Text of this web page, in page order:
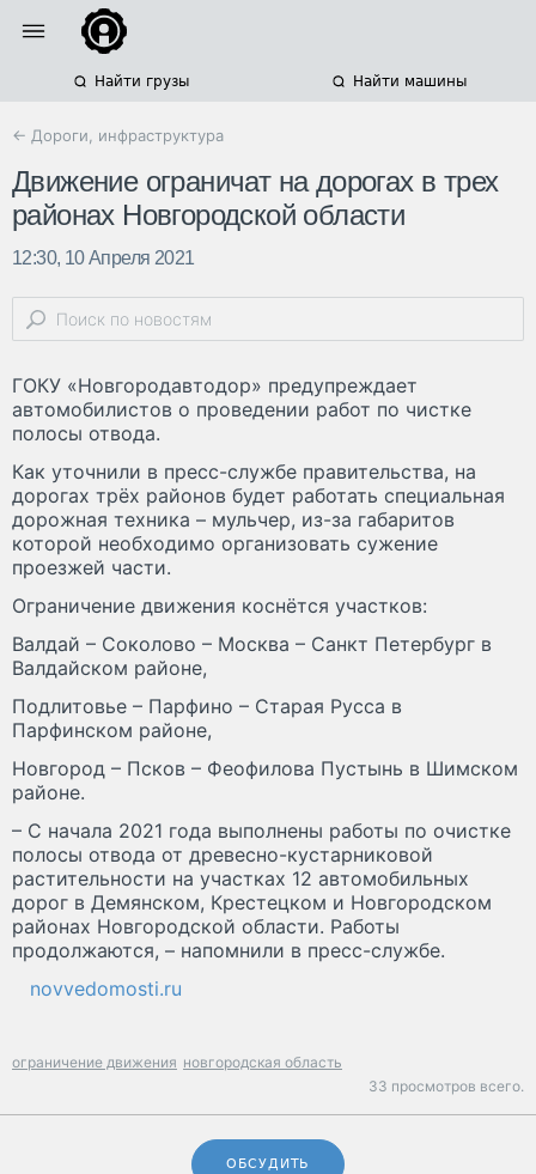
Найти грузы Найти машины
← Дороги, инфраструктура
Движение ограничат на дорогах в трех
районах Новгородской области
12:30, 10 Апреля 2021
ГОКУ «Новгородавтодор» предупреждает
автомобилистов о проведении работ по чистке
полосы отвода.
Как уточнили в пресс-службе правительства, на
дорогах трёх районов будет работать специальная
дорожная техника – мульчер, из-за габаритов
которой необходимо организовать сужение
проезжей части.
Ограничение движения коснётся участков:
Валдай – Соколово – Москва – Санкт Петербург в
Валдайском районе,
Подлитовье – Парфино – Старая Русса в
Парфинском районе,
Новгород – Псков – Феофилова Пустынь в Шимском
районе.
– С начала 2021 года выполнены работы по очистке
полосы отвода от древесно-кустарниковой
растительности на участках 12 автомобильных
дорог в Демянском, Крестецком и Новгородском
районах Новгородской области. Работы
продолжаются, – напомнили в пресс-службе.
novvedomosti.ru
ограничение движения новгородская область
33 просмотров всего.
ОБСУДИТЬ